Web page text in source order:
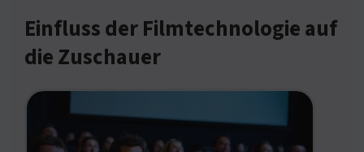
Einfluss der Filmtechnologie auf
die Zuschauer